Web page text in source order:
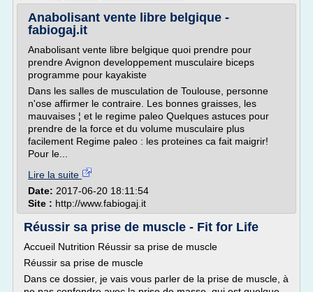
Anabolisant vente libre belgique -
fabiogaj.it
Anabolisant vente libre belgique quoi prendre pour
prendre Avignon developpement musculaire biceps
programme pour kayakiste
Dans les salles de musculation de Toulouse, personne
n'ose affirmer le contraire. Les bonnes graisses, les
mauvaises ¦ et le regime paleo Quelques astuces pour
prendre de la force et du volume musculaire plus
facilement Regime paleo : les proteines ca fait maigrir!
Pour le...
Lire la suite
Date: 2017-06-20 18:11:54
Site : http://www.fabiogaj.it
Réussir sa prise de muscle - Fit for Life
Accueil Nutrition Réussir sa prise de muscle
Réussir sa prise de muscle
Dans ce dossier, je vais vous parler de la prise de muscle, à